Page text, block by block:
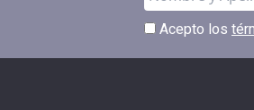
Acepto los